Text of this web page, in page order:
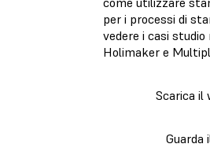
per i processi di
vedere i casi
Holimaker e
Scarica il
Guarda